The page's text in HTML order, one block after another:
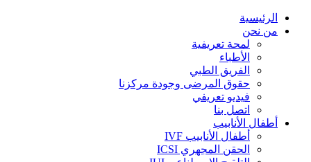
الرئيسية
من نحن
لمحة تعريفية
الأطباء
الفريق الطبي
حقوق المرضى وجودة مركزنا
فيديو تعريفي
اتصل بنا
أطفال الأنابيب
أطفال الأنابيب IVF
الحقن المجهري ICSI